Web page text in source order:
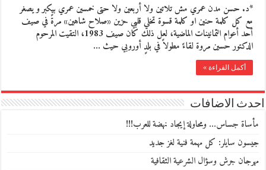
*د. حسن مدن عمري مش تلاتين ولا أربعين ولا حتى خمسين عمري بيكبر و يصغر
مع كل كلمة حنين او كلمة قسوة تخلي قلبي حزين «صلاح شاهين» مرةً في صيف
أحد أعوام الثمانينات الماضية، لعل ذلك كان صيف 1983، التقيت المرحوم
الدكتور حسين مروة لقاءً مطولاً في بلدٍ أوروبي حيث …
أكمل القراءة »
احدث الاضافات
مأساة جساس… ومحاولة إيجاد نهضة للعرب!!!
جيسون سايلر: كل مهمة فنية لغز جديد
مهرجان جرش وسؤال الشرعية الثقافية